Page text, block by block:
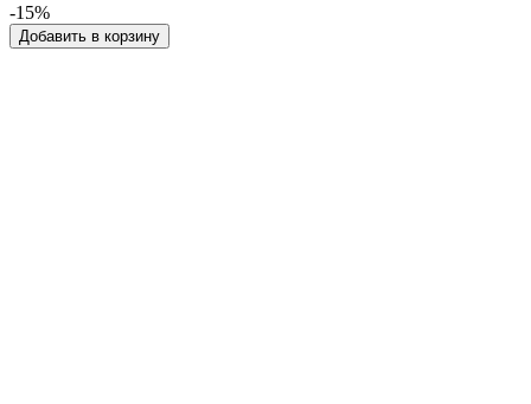
-15%
Добавить в корзину